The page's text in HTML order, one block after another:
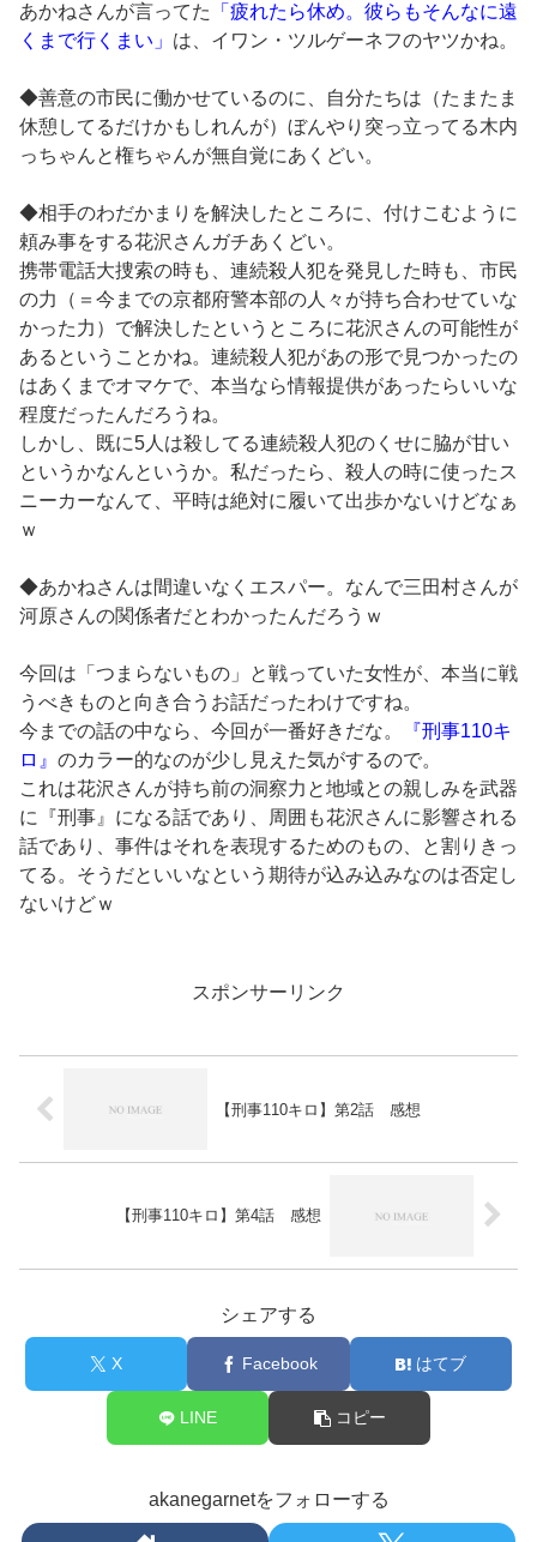
あかねさんが言ってた
「疲れたら休め。彼らもそんなに遠
くまで行くまい」 は、イワン・ツルゲーネフのヤツかね。
◆善意の市民に働かせているのに、自分たちは（たまたま
休憩してるだけかもしれんが）ぼんやり突っ立ってる木内
っちゃんと権ちゃんが無自覚にあくどい。
◆相手のわだかまりを解決したところに、付けこむように
頼み事をする花沢さんガチあくどい。
携帯電話大捜索の時も、連続殺人犯を発見した時も、市民
の力（＝今までの京都府警本部の人々が持ち合わせていな
かった力）で解決したというところに花沢さんの可能性が
あるということかね。連続殺人犯があの形で見つかったの
はあくまでオマケで、本当なら情報提供があったらいいな
程度だったんだろうね。
しかし、既に5人は殺してる連続殺人犯のくせに脇が甘い
というかなんというか。私だったら、殺人の時に使ったス
ニーカーなんて、平時は絶対に履いて出歩かないけどなぁ
ｗ
◆あかねさんは間違いなくエスパー。なんで三田村さんが
河原さんの関係者だとわかったんだろうｗ
今回は「つまらないもの」と戦っていた女性が、本当に戦
うべきものと向き合うお話だったわけですね。
今までの話の中なら、今回が一番好きだな。
『刑事110キ
ロ』 のカラー的なのが少し見えた気がするので。
これは花沢さんが持ち前の洞察力と地域との親しみを武器
に『刑事』になる話であり、周囲も花沢さんに影響される
話であり、事件はそれを表現するためのもの、と割りきっ
てる。そうだといいなという期待が込み込みなのは否定し
ないけどｗ
スポンサーリンク
【刑事110キロ】第2話 感想
【刑事110キロ】第4話 感想
シェアする
X Facebook はてブ
LINE コピー
akanegarnetをフォローする